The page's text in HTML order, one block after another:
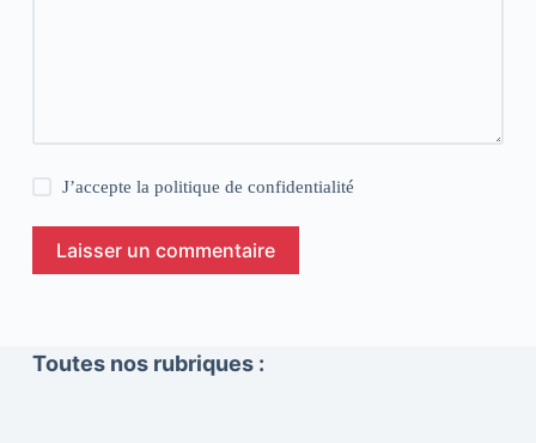
J’accepte lapolitique de confidentialité
Laisser un commentaire
Toutes nos rubriques :